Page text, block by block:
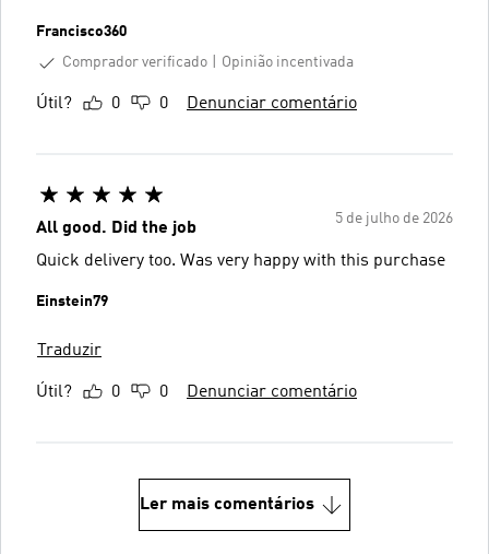
Francisco360
Comprador verificado
Opinião incentivada
Útil? 0 0 Denunciar comentário
5 de julho de 2026
All good. Did the job
Quick delivery too. Was very happy with this purchase
Einstein79
Traduzir
Útil? 0 0 Denunciar comentário
Ler mais comentários